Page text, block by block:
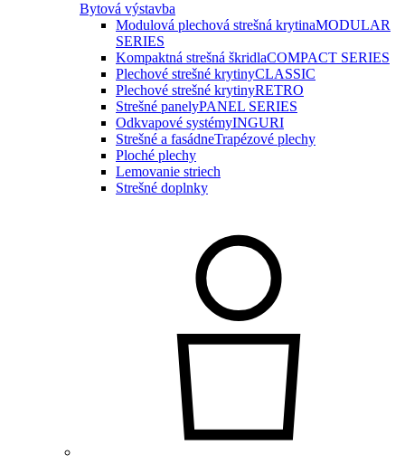
Bytová výstavba
Modulová plechová strešná krytinaMODULAR
SERIES
Kompaktná strešná škridlaCOMPACT SERIES
Plechové strešné krytinyCLASSIC
Plechové strešné krytinyRETRO
Strešné panelyPANEL SERIES
Odkvapové systémyINGURI
Strešné a fasádneTrapézové plechy
Ploché plechy
Lemovanie striech
Strešné doplnky